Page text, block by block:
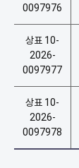
0097976
상표 10-
2026-
0097977
상표 10-
2026-
0097978